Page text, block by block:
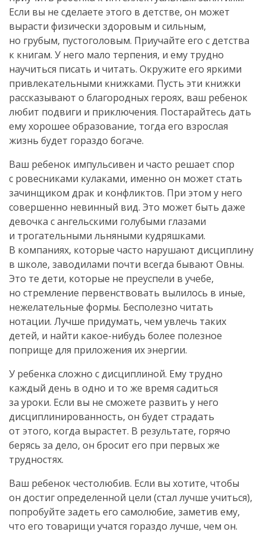
Если вы не сделаете этого в детстве, он может
вырасти физически здоровым и сильным,
но грубым, пустоголовым. Приучайте его с детства
к книгам. У него мало терпения, и ему трудно
научиться писать и читать. Окружите его яркими
привлекательными книжками. Пусть эти книжки
рассказывают о благородных героях, ваш ребенок
любит подвиги и приключения. Постарайтесь дать
ему хорошее образование, тогда его взрослая
жизнь будет гораздо богаче.
Ваш ребенок импульсивен и часто решает спор
с ровесниками кулаками, именно он может стать
зачинщиком драк и конфликтов. При этом у него
совершенно невинный вид. Это может быть даже
девочка с ангельскими голубыми глазами
и трогательными льняными кудряшками.
В компаниях, которые часто нарушают дисциплину
в школе, заводилами почти всегда бывают Овны.
Это те дети, которые не преуспели в учебе,
но стремление первенствовать вылилось в иные,
нежелательные формы. Бесполезно читать
нотации. Лучше придумать, чем увлечь таких
детей, и найти какое-нибудь более полезное
поприще для приложения их энергии.
У ребенка сложно с дисциплиной. Ему трудно
каждый день в одно и то же время садиться
за уроки. Если вы не сможете развить у него
дисциплинированность, он будет страдать
от этого, когда вырастет. В результате, горячо
берясь за дело, он бросит его при первых же
трудностях.
Ваш ребенок честолюбив. Если вы хотите, чтобы
он достиг определенной цели (стал лучше учиться),
попробуйте задеть его самолюбие, заметив ему,
что его товарищи учатся гораздо лучше, чем он.